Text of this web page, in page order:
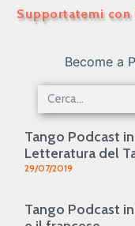
Supportatemi con
Become a
Tango Podcast
Letteratura del
29/07/2019
Tango Podcast